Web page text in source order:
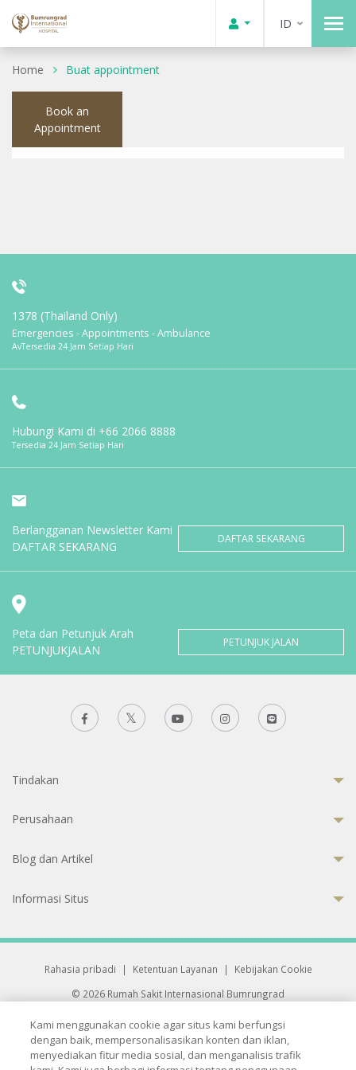
ID
Home Buat appointment
Book an
Appointment
1378 (Thailand Only)
Emergencies - Appointments - Ambulance
AvTersedia 24 Jam Setiap Hari
Hubungi Kami di +66 2066 8888
Tersedia 24 Jam Setiap Hari
Berlangganan Newsletter Kami
DAFTAR SEKARANG
DAFTAR SEKARANG
Peta dan Petunjuk Arah
PETUNJUKJALAN
PETUNJUK JALAN
Tindakan
Perusahaan
Blog dan Artikel
Informasi Situs
Rahasia pribadi | Ketentuan Layanan |
Kebijakan Cookie
© 2026 Rumah Sakit Internasional Bumrungrad
33 Sukhumvit 3, Wattana, Bangkok 10110 Thailand.
All rights reserved.
Kami menggunakan cookie agar situs kami berfungsi
dengan baik, mempersonalisasikan konten dan iklan,
menyediakan fitur media sosial, dan menganalisis trafik